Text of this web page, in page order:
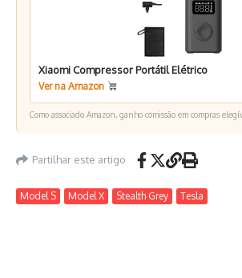
Xiaomi Compressor Portátil Elétrico
Ver na Amazon
Como associado Amazon, ganho comissão em compras
Partilhar este artigo
Model S Model X Stealth Grey Tesla